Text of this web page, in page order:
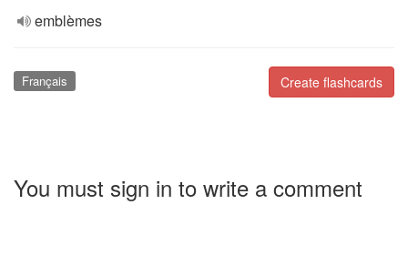
emblèmes
Create flashcards
Français
You must sign in to write a comment